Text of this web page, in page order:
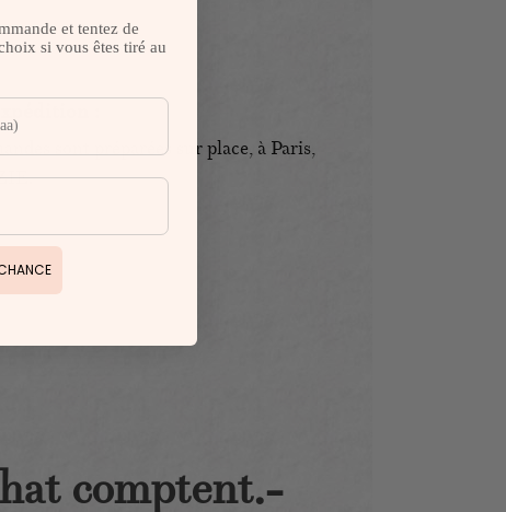
sont préparées sur place, à Paris,
comptent.-
et tentez de
si vous êtes tiré au